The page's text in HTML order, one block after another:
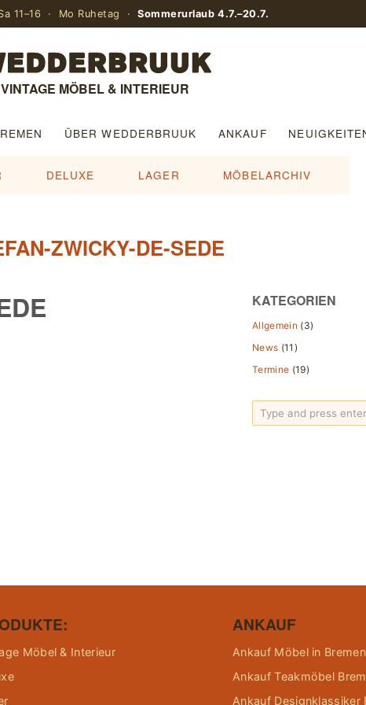
11–16 · Mo Ruhetag ·Sommerurlaub 4.7.–20.7.
VINTAGE MÖBEL & INTERIEUR
ÜBER WEDDERBRUUK ANKAUF
DELUXE LAGER MÖBELARCHIV
ZWICKY-DE-SEDE
KATEGORIEN
Allgemein (3)
News (11)
Termine (19)
Möbel & Interieur
ANKAUF
Ankauf Möbel in Bremen
Ankauf Teakmöbel
Ankauf Designklassiker